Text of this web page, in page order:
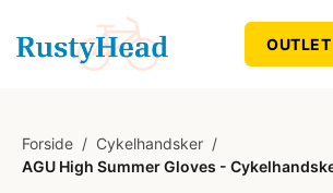
OUTLET
Forside / Cykelhandsker /
AGU High Summer Gloves -